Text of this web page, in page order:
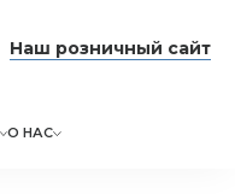
Наш розничный сайт
О НАС